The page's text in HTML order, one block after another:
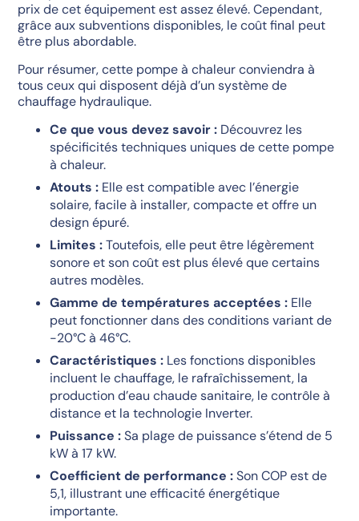
prix de cet équipement est assez élevé. Cependant,
grâce aux subventions disponibles, le coût final peut
être plus abordable.
Pour résumer, cette pompe à chaleur conviendra à
tous ceux qui disposent déjà d’un système de
chauffage hydraulique.
Ce que vous devez savoir : Découvrez les
spécificités techniques uniques de cette pompe
à chaleur.
Atouts : Elle est compatible avec l’énergie
solaire, facile à installer, compacte et offre un
design épuré.
Limites :Toutefois, elle peut être légèrement
sonore et son coût est plus élevé que certains
autres modèles.
Gamme de températures acceptées : Elle
peut fonctionner dans des conditions variant de
-20°C à 46°C.
Caractéristiques : Les fonctions disponibles
incluent le chauffage, le rafraîchissement, la
production d’eau chaude sanitaire, le contrôle à
distance et la technologie Inverter.
Puissance :Sa plage de puissance s’étend de 5
kW à 17 kW.
Coefficient de performance :Son COP est de
5,1, illustrant une efficacité énergétique
importante.